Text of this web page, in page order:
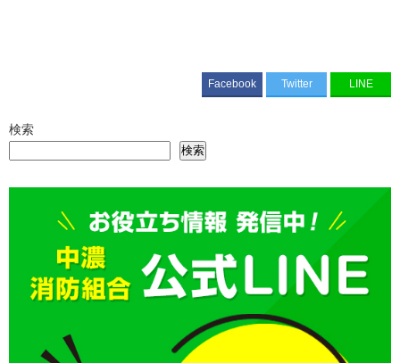
Facebook Twitter LINE
検索
検索